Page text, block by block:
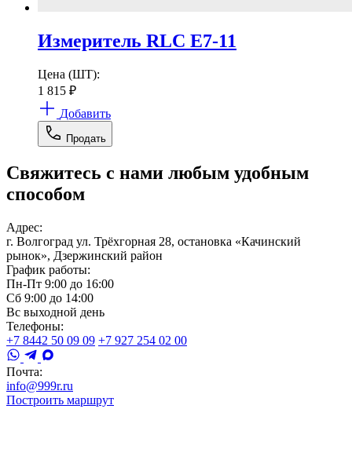
Измеритель RLC Е7-11
Цена (ШТ):
1 815 ₽
Добавить
Продать
Свяжитесь с нами любым удобным
способом
Адрес:
г. Волгоград ул. Трёхгорная 28, остановка «Качинский
рынок», Дзержинский район
График работы:
Пн-Пт 9:00 до 16:00
Сб 9:00 до 14:00
Вс выходной день
Телефоны:
+7 8442 50 09 09 +7 927 254 02 00
Почта:
info@999r.ru
Построить маршрут